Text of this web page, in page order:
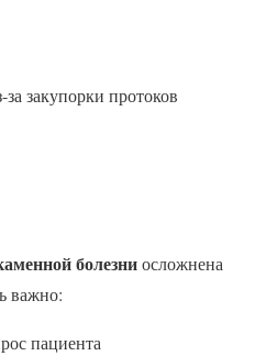
закупорки протоков
болезниосложнена
важно:
пациента